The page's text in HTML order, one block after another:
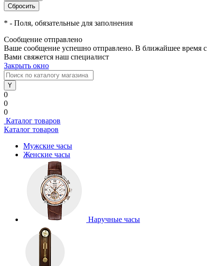
* - Поля, обязательные для заполнения
Сообщение отправлено
Ваше сообщение успешно отправлено. В ближайшее время с
Вами свяжется наш специалист
Закрыть окно
0
0
0
Каталог товаров
Каталог товаров
Мужские часы
Женские часы
Наручные часы